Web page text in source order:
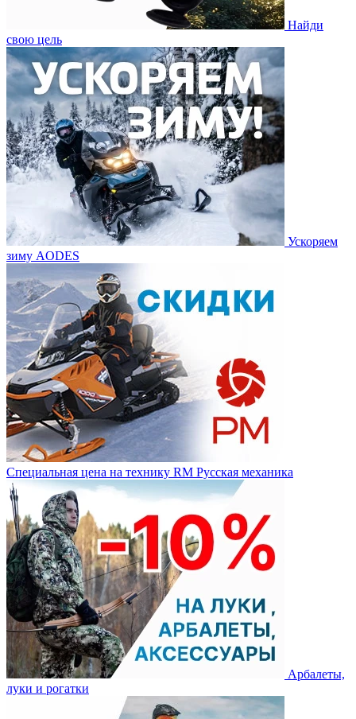
Найди
свою цель
Ускоряем
зиму AODES
Специальная цена на технику RM Русская механика
Арбалеты,
луки и рогатки